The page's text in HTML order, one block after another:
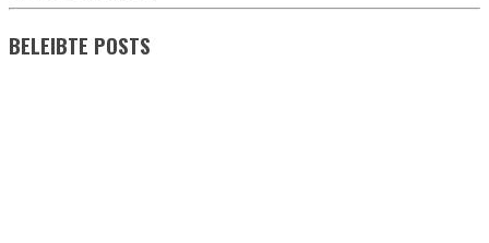
BELEIBTE POSTS